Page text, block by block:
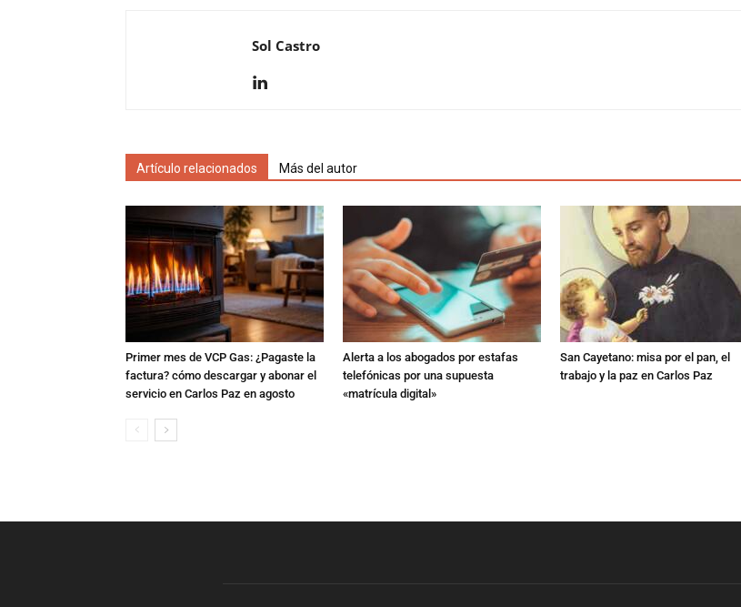
Sol Castro
Artículo relacionados Más del autor
Primer mes de VCP Gas: ¿Pagaste la
factura? cómo descargar y abonar el
servicio en Carlos Paz en agosto
Alerta a los abogados por estafas
telefónicas por una supuesta
«matrícula digital»
San Cayetano: misa por el pan, el
trabajo y la paz en Carlos Paz